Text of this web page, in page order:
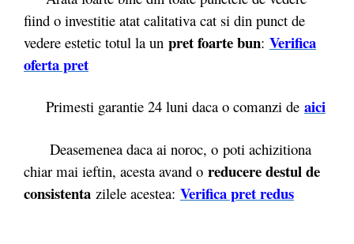
fiind o investitie atat calitativa cat si din punct de
vedere estetic totul la un pret foarte bun: Verifica
oferta pret
Primesti garantie 24 luni daca o comanzi de aici
Deasemenea daca ai noroc, o poti achizitiona
chiar mai ieftin, acesta avand o reducere destul de
consistenta zilele acestea: Verifica pret redus